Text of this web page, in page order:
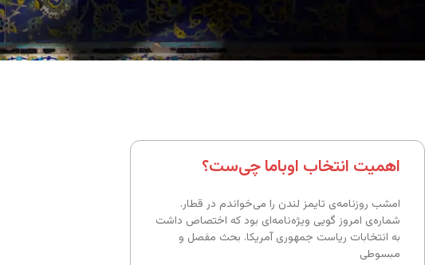
اهمیت انتخاب اوباما چی‌ست؟
امشب روزنامه‌ی تایمز لندن را می‌خواندم در قطار.
شماره‌ی امروز گویی ویژه‌نامه‌ای بود که اختصاص داشت
به انتخابات ریاست جمهوری آمریکا. بحث مفصل و
مبسوطی